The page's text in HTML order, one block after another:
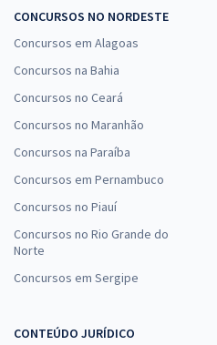
CONCURSOS NO NORDESTE
Concursos em Alagoas
Concursos na Bahia
Concursos no Ceará
Concursos no Maranhão
Concursos na Paraíba
Concursos em Pernambuco
Concursos no Piauí
Concursos no Rio Grande do
Norte
Concursos em Sergipe
CONTEÚDO JURÍDICO